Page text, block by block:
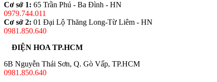
Cơ sở 1: 65 Trần Phú - Ba Đình - HN
0979.744.011
Cơ sở 2: 01 Đại Lộ Thăng Long-Từ Liêm - HN
0981.850.640
ĐIỆN HOA TP.HCM
6B Nguyễn Thái Sơn, Q. Gò Vấp, TP.HCM
0981.850.640